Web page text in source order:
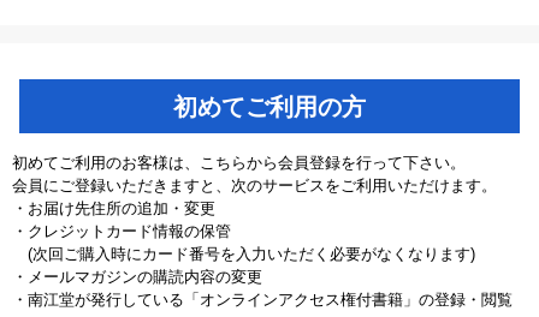
初めてご利用の方
初めてご利用のお客様は、こちらから会員登録を行って下さい。
会員にご登録いただきますと、次のサービスをご利用いただけます。
・お届け先住所の追加・変更
・クレジットカード情報の保管
(次回ご購入時にカード番号を入力いただく必要がなくなります)
・メールマガジンの購読内容の変更
・南江堂が発行している「オンラインアクセス権付書籍」の登録・閲覧